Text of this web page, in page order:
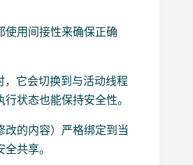
使用间接性来确保正确
它会切换到与活动线程
状态也能保持安全性。
的内容）严格绑定到当
共享。